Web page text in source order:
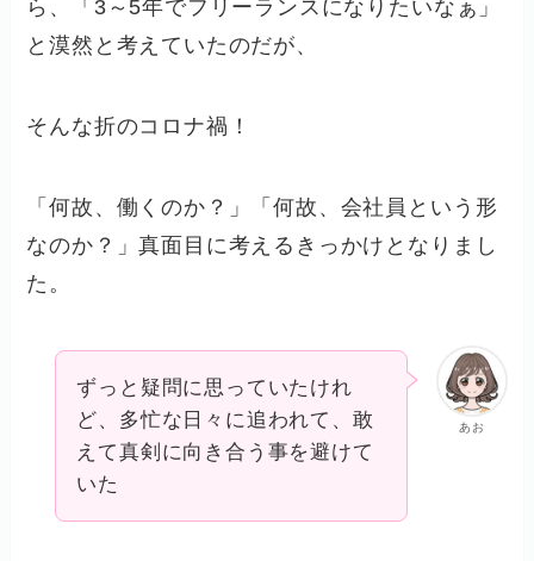
ら、「3～5年でフリーランスになりたいなぁ」
と漠然と考えていたのだが、
そんな折のコロナ禍！
「何故、働くのか？」「何故、会社員という形
なのか？」真面目に考えるきっかけとなりまし
た。
あお
ずっと疑問に思っていたけれ
ど、多忙な日々に追われて、敢
えて真剣に向き合う事を避けて
いた